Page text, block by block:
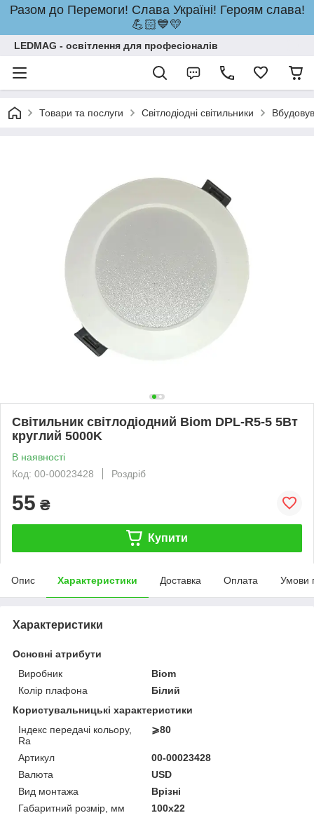
Разом до Перемоги! Слава Україні! Героям слава!
💪🏻💙💛
LEDMAG - освітлення для професіоналів
Товари та послуги Світлодіодні світильники
Світильник світлодіодний Biom DPL-R5-5 5Вт
круглий 5000K
В наявності
Код: 00-00023428
Роздріб
55 ₴
Купити
Опис Характеристики Доставка Оплата Умови
Характеристики
Основні атрибути
Виробник
Biom
Колір плафона
Білий
Користувальницькі характеристики
Індекс передачі кольору,
Ra
⩾80
Артикул
00-00023428
Валюта
USD
Вид монтажа
Врізні
Габаритний розмір, мм
100x22